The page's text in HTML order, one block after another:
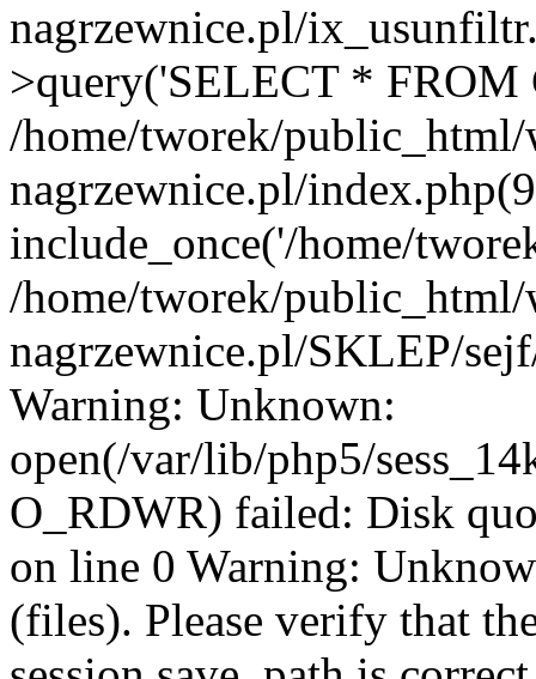
nagrzewnice.pl/
>query('SELECT * FROM
/home/tworek/public_html/
nagrzewnice.pl/
include_once('/home/
/home/tworek/public_html/
nagrzewnice.pl/SKLEP/
Warning: Unknown:
open(/var/lib/php5/
O_RDWR) failed: Disk
on line 0 Warning:
(files). Please verify that